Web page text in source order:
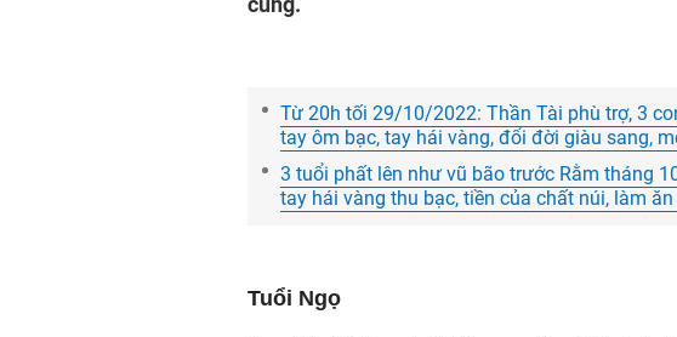
Từ 20h tối 29/10/2022: Thần Tài phù trợ, 3
tay ôm bạc, tay hái vàng, đổi đời giàu sang,
3 tuổi phất lên như vũ bão trước Rằm tháng
tay hái vàng thu bạc, tiền của chất núi, làm
Tuổi Ngọ